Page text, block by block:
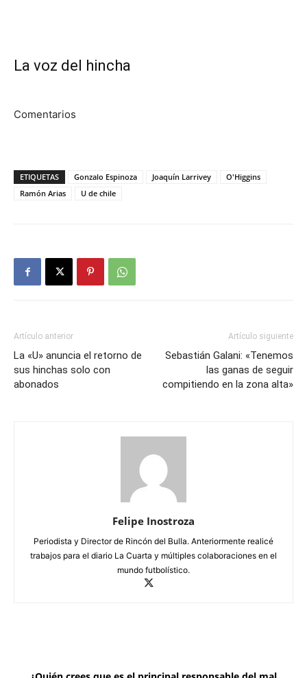
La voz del hincha
Comentarios
ETIQUETAS Gonzalo Espinoza Joaquín Larrivey
O'Higgins
Ramón Arias
U de chile
Artículo anterior
La «U» anuncia el retorno de
sus hinchas solo con
abonados
Artículo siguiente
Sebastián Galani: «Tenemos
las ganas de seguir
compitiendo en la zona alta»
Felipe Inostroza
Periodista y Director de Rincón del Bulla. Anteriormente realicé
trabajos para el diario La Cuarta y múltiples colaboraciones en el
mundo futbolístico.